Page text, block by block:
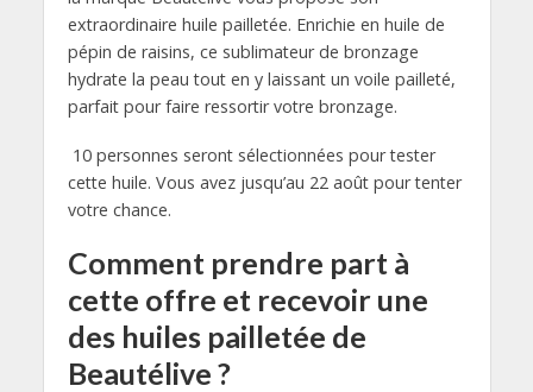
extraordinaire huile pailletée. Enrichie en huile de
pépin de raisins, ce sublimateur de bronzage
hydrate la peau tout en y laissant un voile pailleté,
parfait pour faire ressortir votre bronzage.
10 personnes seront sélectionnées pour tester
cette huile. Vous avez jusqu’au 22 août pour tenter
votre chance.
Comment prendre part à
cette offre et recevoir une
des huiles pailletée de
Beautélive ?